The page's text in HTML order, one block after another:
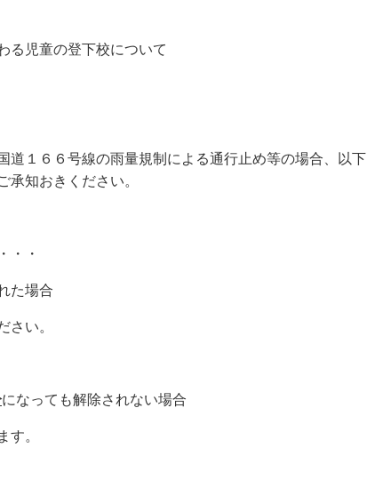
る児童の登下校について
道１６６号線の雨量規制による通行止め等の場合、以下
知おきください。
・・
た場合
い。
になっても解除されない場合
。